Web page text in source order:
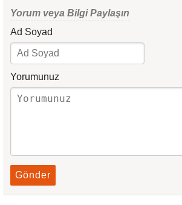
Yorum veya Bilgi Paylaşın
Ad Soyad
Yorumunuz
Gönder